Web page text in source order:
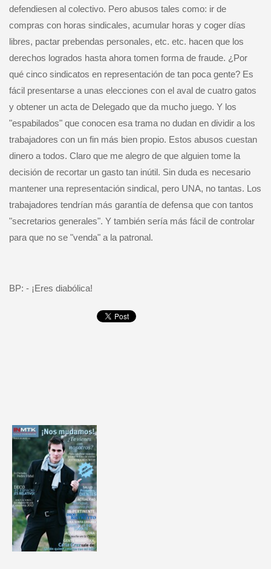
defendiesen al colectivo. Pero abusos tales como: ir de
compras con horas sindicales, acumular horas y coger días
libres, pactar prebendas personales, etc. etc. hacen que los
derechos logrados hasta ahora tomen forma de fraude. ¿Por
qué cinco sindicatos en representación de tan poca gente? Es
fácil presentarse a unas elecciones con el aval de cuatro gatos
y obtener un acta de Delegado que da mucho juego. Y los
"espabilados" que conocen esa trama no dudan en dividir a los
trabajadores con un fin más bien propio. Estos abusos cuestan
dinero a todos. Claro que me alegro de que alguien tome la
decisión de recortar un gasto tan inútil. Sin duda es necesario
mantener una representación sindical, pero UNA, no tantas. Los
trabajadores tendrían más garantía de defensa que con tantos
"secretarios generales". Y también sería más fácil de controlar
para que no se "venda" a la patronal.
BP: - ¡Eres diabólica!